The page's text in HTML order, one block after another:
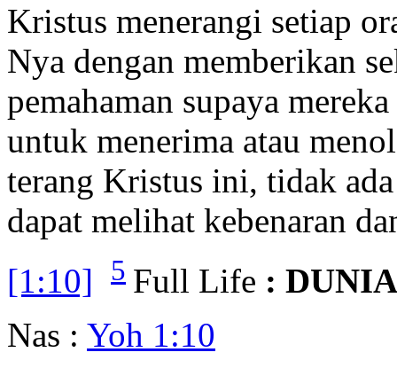
Kristus menerangi setiap
Nya dengan memberikan
pemahaman supaya
untuk menerima atau
terang Kristus ini, tidak
dapat melihat kebenaran
[1:10]
5 Full Life :
Nas : Yoh 1:10